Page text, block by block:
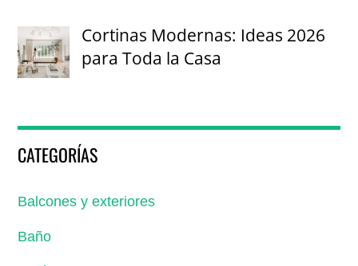
Cortinas Modernas: Ideas 2026
para Toda la Casa
CATEGORÍAS
Balcones y exteriores
Baño